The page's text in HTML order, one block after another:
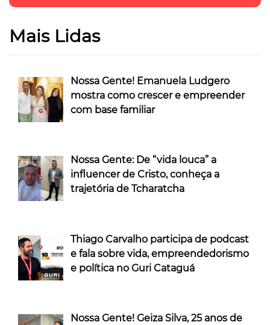
Mais Lidas
Nossa Gente! Emanuela Ludgero
mostra como crescer e empreender
com base familiar
Nossa Gente: De “vida louca” a
influencer de Cristo, conheça a
trajetória de Tcharatcha
Thiago Carvalho participa de podcast
e fala sobre vida, empreendedorismo
e política no Guri Cataguá
Nossa Gente! Geiza Silva, 25 anos de